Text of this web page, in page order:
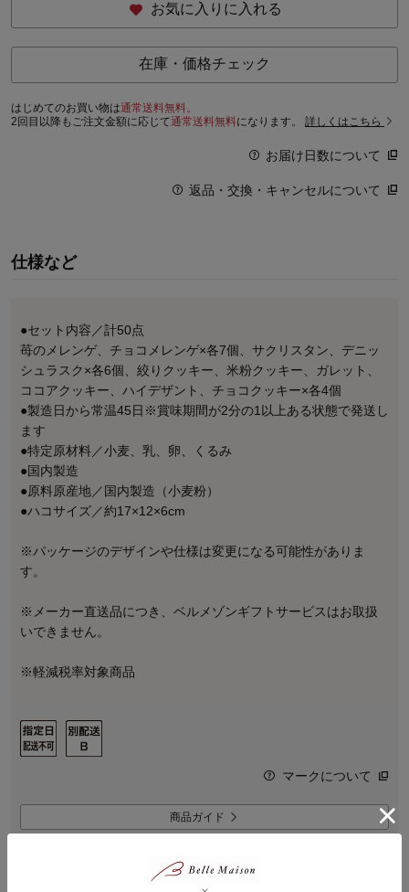
お気に入りに入れる
在庫・価格チェック
はじめてのお買い物は通常送料無料。
2回目以降もご注文金額に応じて通常送料無料になります。 詳しくはこちら
お届け日数について
返品・交換・キャンセルについて
仕様など
●セット内容／計50点
苺のメレンゲ、チョコメレンゲ×各7個、サクリスタン、デニッ
シュラスク×各6個、絞りクッキー、米粉クッキー、ガレット、
ココアクッキー、ハイデザント、チョコクッキー×各4個
●製造日から常温45日※賞味期間が2分の1以上ある状態で発送し
ます
●特定原材料／小麦、乳、卵、くるみ
●国内製造
●原料原産地／国内製造（小麦粉）
●ハコサイズ／約17×12×6cm
※パッケージのデザインや仕様は変更になる可能性がありま
す。
※メーカー直送品につき、ベルメゾンギフトサービスはお取扱
いできません。
※軽減税率対象商品
マークについて
商品ガイド